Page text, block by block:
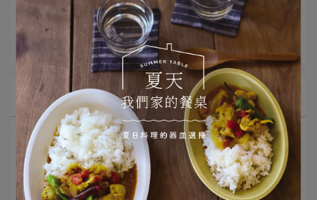
文章分類 Monday morning
所有文章主題
選品推薦
Monday Morning 早餐器皿
二十四節氣